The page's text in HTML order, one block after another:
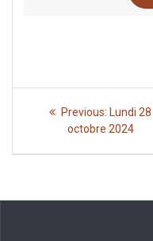
Navigation
Previous: Previous
post:
Lundi 28
octobre 2024